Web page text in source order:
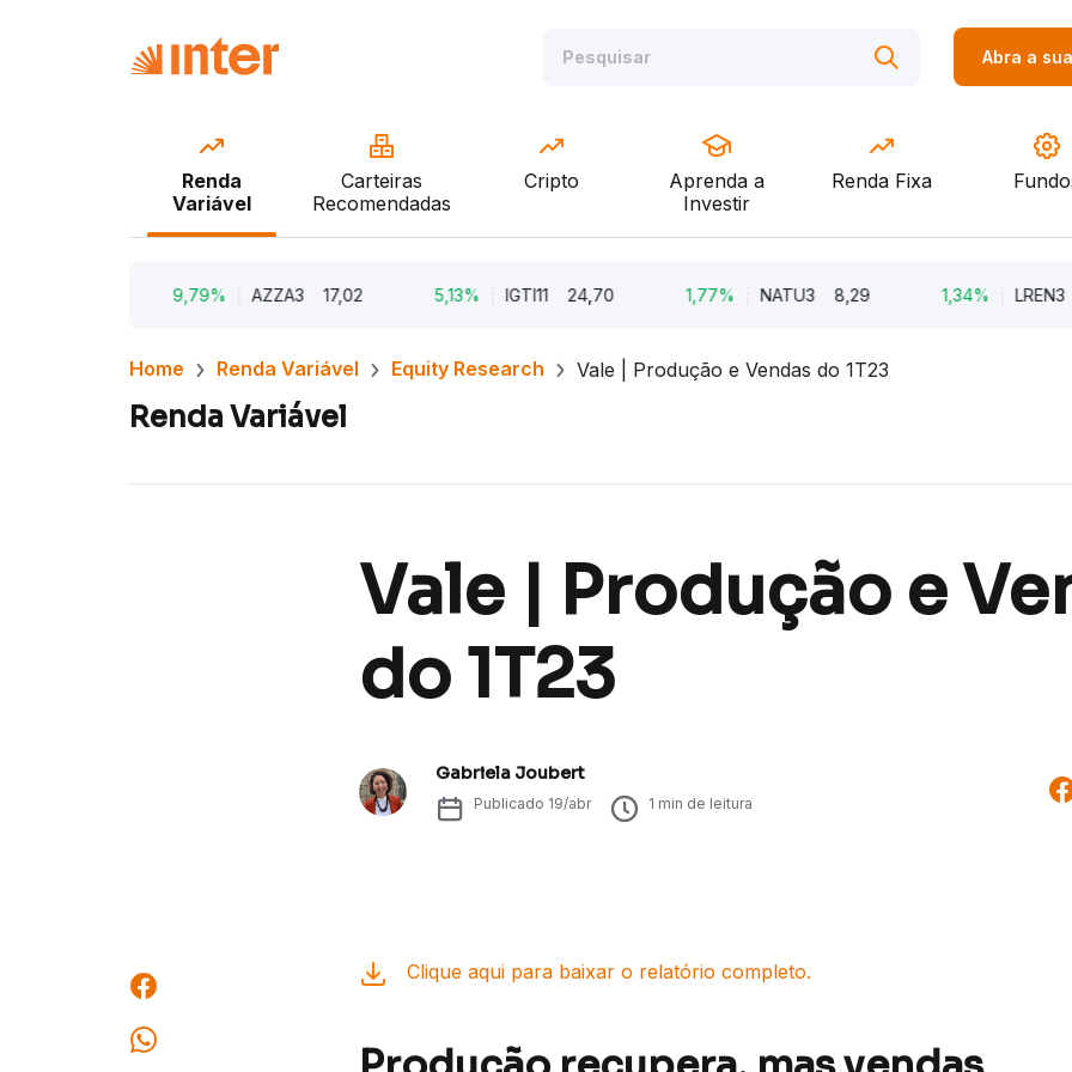
Abra a
Renda
Variável
Carteiras
Recomendadas
Cripto
Aprenda a
Investir
Renda Fixa
9,79% AZZA3 17,02 5,13% IGTI11 24,70 1,77% NATU3 8,29 1,34% LREN3
Home Renda Variável Equity Research Vale | Produção e Vendas do 1T23
Renda Variável
Vale | Produção e
do 1T23
Gabriela Joubert
Publicado 19/abr 1 min de leitura
Clique aqui para baixar o relatório completo.